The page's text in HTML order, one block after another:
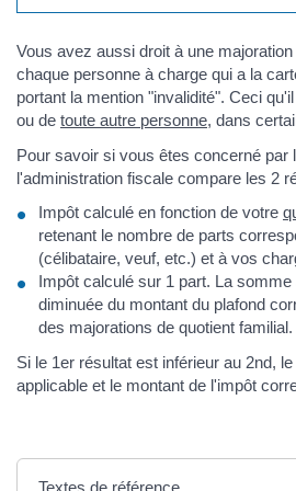
Vous avez aussi droit à une
chaque personne à charge qui a la
portant la mention "invalidité". Ceci
ou de toute autre personne, dans
Pour savoir si vous êtes concerné par
l'administration fiscale compare les 2
Impôt calculé en fonction de votre
retenant le nombre de parts
(célibataire, veuf, etc.) et à vos
Impôt calculé sur 1 part. La
diminuée du montant du plafond
des majorations de quotient familial.
Si le 1er résultat est inférieur au 2nd,
applicable et le montant de l'impôt